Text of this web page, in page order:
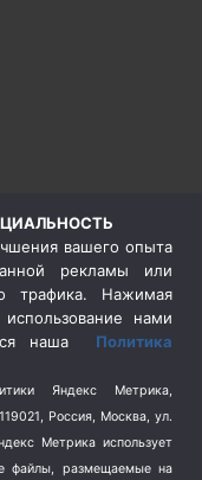
вашего опыта
рекламы или
трафика. Нажимая
нами
наша Политика
Яндекс Метрика,
Россия, Москва, ул.
Метрика использует
файлы, размещаемые на